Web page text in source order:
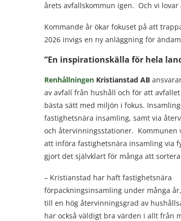
årets avfallskommun igen. Och vi
Kommande år ökar fokuset på att
2026 invigs en ny anläggning för
”En inspirationskälla för hela
Renhållningen Kristianstad AB
av avfall från hushåll och för att
bästa sätt med miljön i fokus.
fastighetsnära insamling, samt via
och återvinningsstationer. Kommunen
att införa fastighetsnära insamling via
gjort det självklart för många att
– Kristianstad har haft fastighetsnära
förpackningsinsamling under många
till en hög återvinningsgrad av
har också väldigt bra värden i allt från